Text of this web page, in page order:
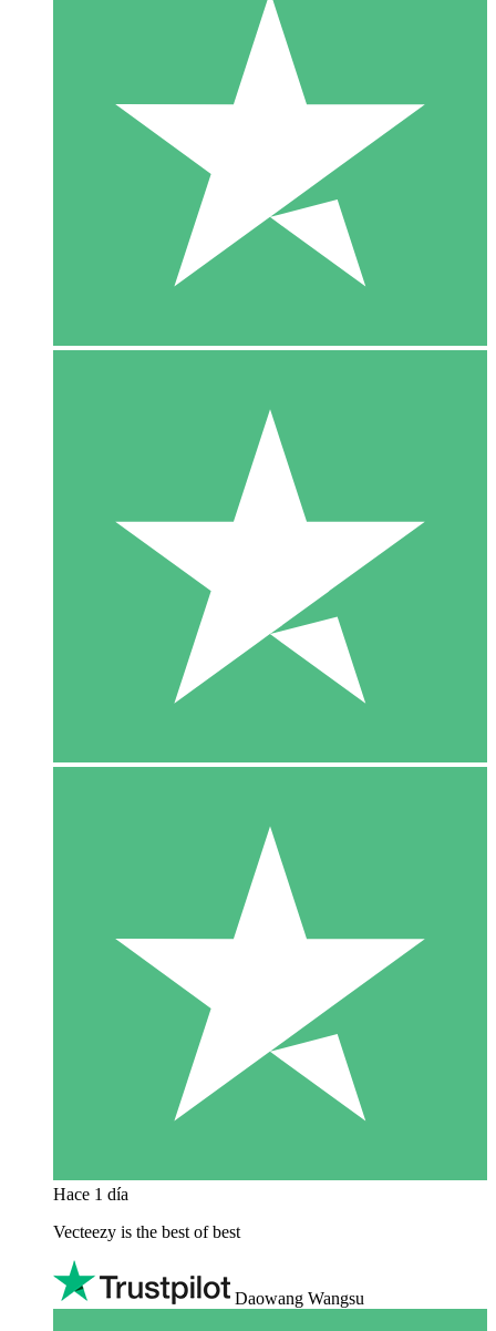
Hace 1 día
Vecteezy is the best of best
Daowang Wangsu